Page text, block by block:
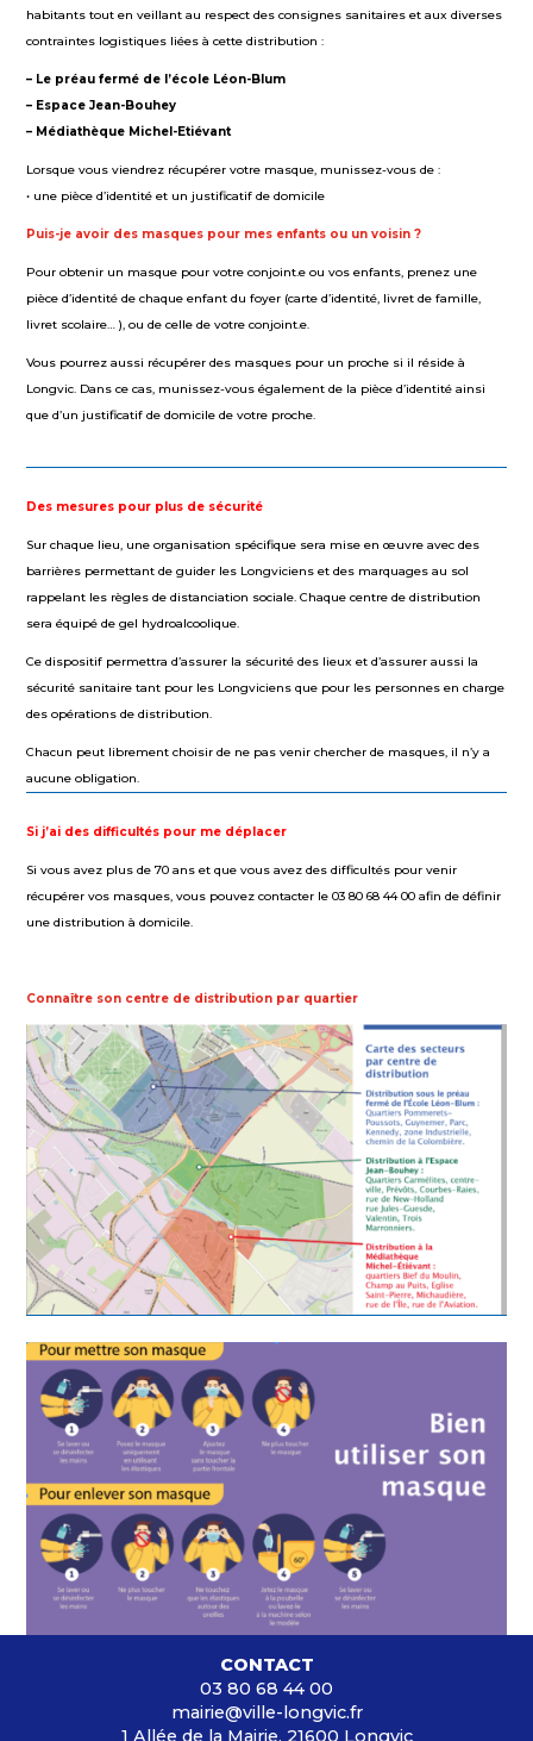
habitants tout en veillant au respect des consignes sanitaires et aux diverses
contraintes logistiques liées à cette distribution :
– Le préau fermé de l’école Léon-Blum
– Espace Jean-Bouhey
– Médiathèque Michel-Etiévant
Lorsque vous viendrez récupérer votre masque, munissez-vous de :
• une pièce d’identité et un justificatif de domicile
Puis-je avoir des masques pour mes enfants ou un voisin ?
Pour obtenir un masque pour votre conjoint.e ou vos enfants, prenez une
pièce d’identité de chaque enfant du foyer (carte d’identité, livret de famille,
livret scolaire… ), ou de celle de votre conjoint.e.
Vous pourrez aussi récupérer des masques pour un proche si il réside à
Longvic. Dans ce cas, munissez-vous également de la pièce d’identité ainsi
que d’un justificatif de domicile de votre proche.
Des mesures pour plus de sécurité
Sur chaque lieu, une organisation spécifique sera mise en œuvre avec des
barrières permettant de guider les Longviciens et des marquages au sol
rappelant les règles de distanciation sociale. Chaque centre de distribution
sera équipé de gel hydroalcoolique.
Ce dispositif permettra d’assurer la sécurité des lieux et d’assurer aussi la
sécurité sanitaire tant pour les Longviciens que pour les personnes en charge
des opérations de distribution.
Chacun peut librement choisir de ne pas venir chercher de masques, il n’y a
aucune obligation.
Si j’ai des difficultés pour me déplacer
Si vous avez plus de 70 ans et que vous avez des difficultés pour venir
récupérer vos masques, vous pouvez contacter le 03 80 68 44 00 afin de définir
une distribution à domicile.
Connaître son centre de distribution par quartier
CONTACT
03 80 68 44 00
mairie@ville-longvic.fr
1 Allée de la Mairie, 21600 Longvic